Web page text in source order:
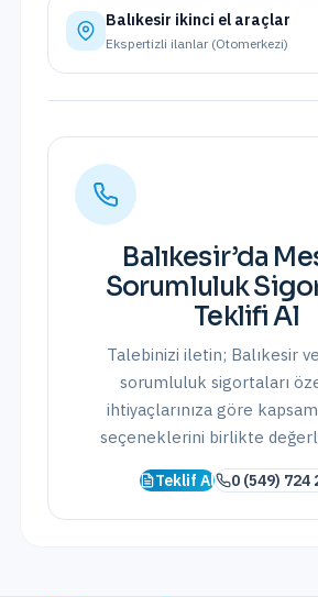
Balıkesir ikinci el araçlar
Ekspertizli ilanlar (Otomerkezi)
Balıkesir’da
Sorumluluk
Teklifi Al
Talebinizi iletin; Balıkesir ve
sorumluluk sigortaları
ihtiyaçlarınıza göre
seçeneklerini birlikte
Teklif Al 0 (549) 724